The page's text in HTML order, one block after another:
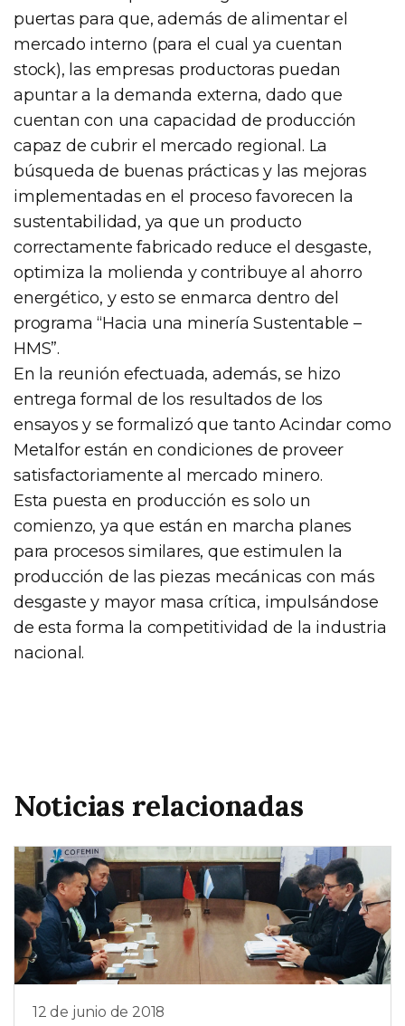
puertas para que, además de alimentar el
mercado interno (para el cual ya cuentan
stock), las empresas productoras puedan
apuntar a la demanda externa, dado que
cuentan con una capacidad de producción
capaz de cubrir el mercado regional. La
búsqueda de buenas prácticas y las mejoras
implementadas en el proceso favorecen la
sustentabilidad, ya que un producto
correctamente fabricado reduce el desgaste,
optimiza la molienda y contribuye al ahorro
energético, y esto se enmarca dentro del
programa “Hacia una minería Sustentable –
HMS”.
En la reunión efectuada, además, se hizo
entrega formal de los resultados de los
ensayos y se formalizó que tanto Acindar como
Metalfor están en condiciones de proveer
satisfactoriamente al mercado minero.
Esta puesta en producción es solo un
comienzo, ya que están en marcha planes
para procesos similares, que estimulen la
producción de las piezas mecánicas con más
desgaste y mayor masa crítica, impulsándose
de esta forma la competitividad de la industria
nacional.
Noticias relacionadas
12 de junio de 2018